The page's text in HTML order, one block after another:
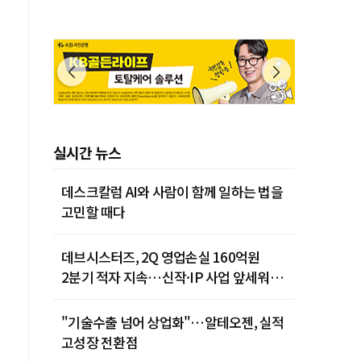
실시간 뉴스
데스크칼럼 AI와 사람이 함께 일하는 법을
고민할 때다
데브시스터즈, 2Q 영업손실 160억원
2분기 적자 지속…신작·IP 사업 앞세워
"기술수출 넘어 상업화"…알테오젠, 실적
고성장 전환점